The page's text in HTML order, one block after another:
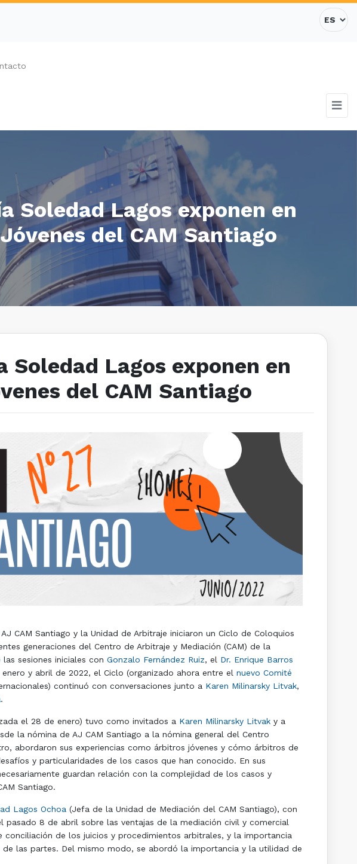
Soledad Lagos exponen en
del CAM Santiago
Lagos exponen en
del CAM Santiago
CAM Santiago y la Unidad de Arbitraje iniciaron un Ciclo de Coloquios
generaciones del Centro de Arbitraje y Mediación (CAM) de la
sesiones iniciales con Gonzalo Fernández Ruiz, el Dr. Enrique Barros
enero y abril de 2022, el Ciclo (organizado ahora entre el nuevo Comité
continuó con conversaciones junto a Karen Milinarsky Litvak,
.
el 28 de enero) tuvo como invitados a Karen Milinarsky Litvaky a
la nómina de AJ CAM Santiago a la nómina general del Centro
abordaron sus experiencias como árbitros jóvenes y cómo árbitros de
y particularidades de los casos que han conocido. En sus
guardan relación con la complejidad de los casos y
Santiago.
Lagos Ochoa(Jefa de la Unidad de Mediación del CAM Santiago), con
pasado 8 de abril sobre las ventajas de la mediación civil y comercial
de los juicios y procedimientos arbitrales, y la importancia
las partes. Del mismo modo, se abordó la importancia y la utilidad de